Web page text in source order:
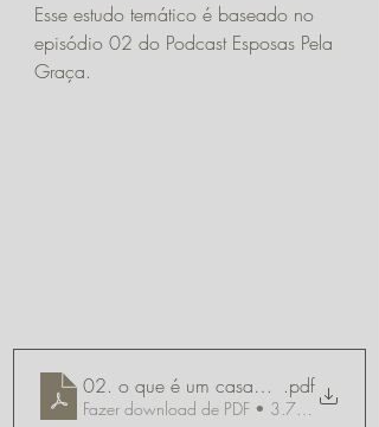
Esse estudo temático é baseado no
episódio 02 do Podcast Esposas Pela
Graça.
02. o que é um casamento bíblico
.pdf
Fazer download de PDF • 3.77MB